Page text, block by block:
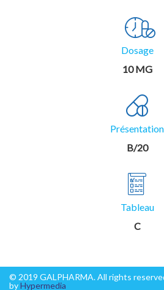
Dosage
10 MG
Présentation
B/20
Tableau
C
© 2019 GALPHARMA. All rights
byHypermedia